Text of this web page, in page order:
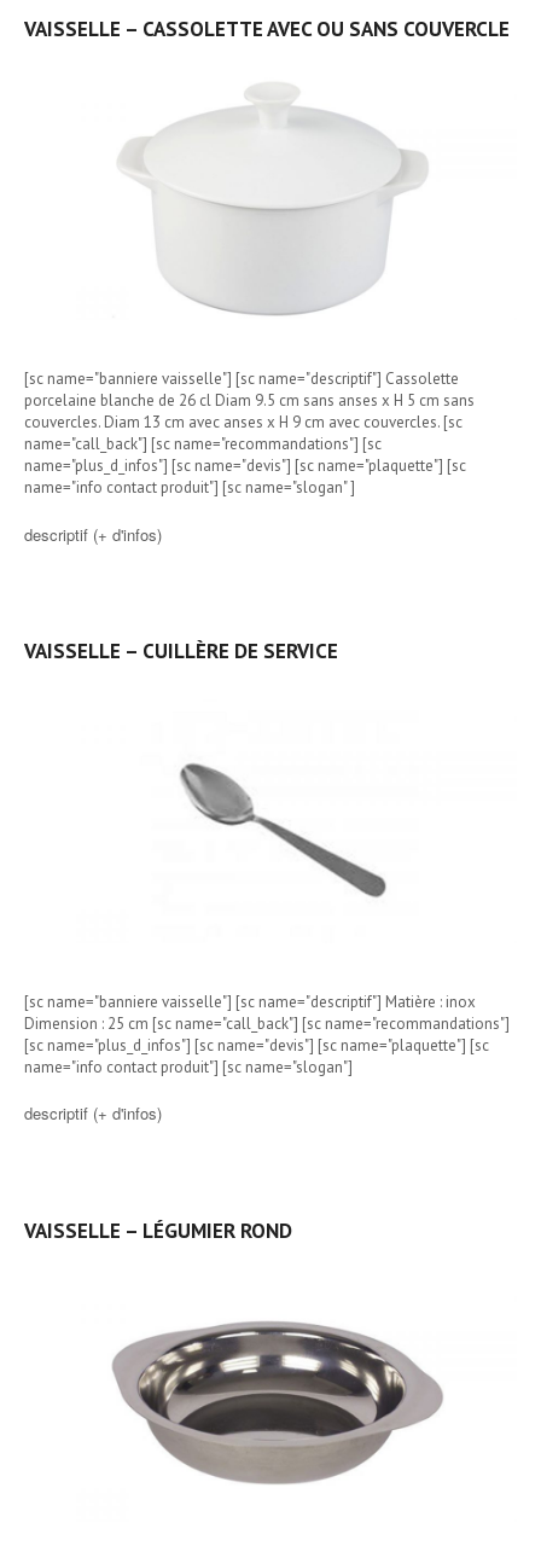
VAISSELLE – CASSOLETTE AVEC OU SANS COUVERCLE
[sc name="banniere vaisselle"] [sc name="descriptif"] Cassolette
porcelaine blanche de 26 cl Diam 9.5 cm sans anses x H 5 cm sans
couvercles. Diam 13 cm avec anses x H 9 cm avec couvercles. [sc
name="call_back"] [sc name="recommandations"] [sc
name="plus_d_infos"] [sc name="devis"] [sc name="plaquette"] [sc
name="info contact produit"] [sc name="slogan" ]
descriptif (+ d'infos)
VAISSELLE – CUILLÈRE DE SERVICE
[sc name="banniere vaisselle"] [sc name="descriptif"] Matière : inox
Dimension : 25 cm [sc name="call_back"] [sc name="recommandations"]
[sc name="plus_d_infos"] [sc name="devis"] [sc name="plaquette"] [sc
name="info contact produit"] [sc name="slogan"]
descriptif (+ d'infos)
VAISSELLE – LÉGUMIER ROND